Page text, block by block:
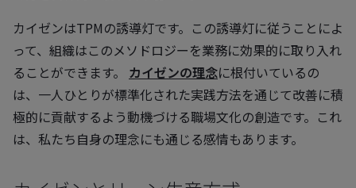
カイゼンはTPMの誘導灯です。この誘導灯に従うことによ
って、組織はこのメソドロジーを業務に効果的に取り入れ
ることができます。 カイゼンの理念に根付いているの
は、一人ひとりが標準化された実践方法を通じて改善に積
極的に貢献するよう動機づける職場文化の創造です。これ
は、私たち自身の理念にも通じる感情もあります。